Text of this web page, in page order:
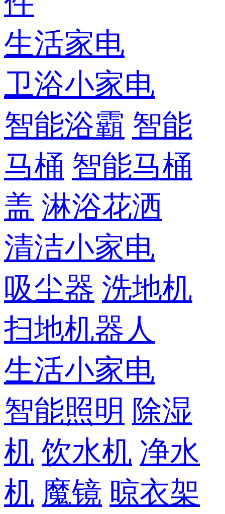
生活家电
卫浴小家电
智能浴霸 智能
马桶 智能马桶
盖 淋浴花洒
清洁小家电
吸尘器 洗地机
扫地机器人
生活小家电
智能照明 除湿
机 饮水机 净水
机 魔镜 晾衣架